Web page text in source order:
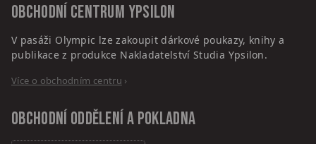
Obchodní centrum Ypsilon
V pasáži Olympic lze zakoupit dárkové poukazy, knihy a
publikace z produkce Nakladatelství Studia Ypsilon.
Více o obchodním centru ›
Obchodní oddělení a pokladna